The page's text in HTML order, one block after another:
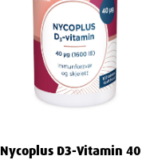
Nycoplus D3-Vitamin 40